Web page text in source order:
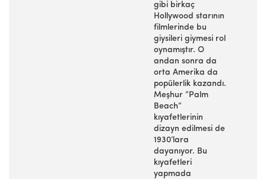
gibi birkaç
Hollywood starının
filmlerinde bu
giysileri giymesi rol
oynamıştır. O
andan sonra da
orta Amerika da
popülerlik kazandı.
Meşhur “Palm
Beach”
kıyafetlerinin
dizayn edilmesi de
1930’lara
dayanıyor. Bu
kıyafetleri
yapmada